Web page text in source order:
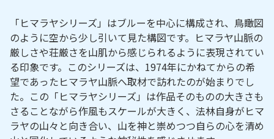
「ヒマラヤシリーズ」はブルーを中心に構成され、鳥瞰図
のように空から少し引いて見た構図です。ヒマラヤ山脈の
厳しさや荘厳さを山肌から感じられるように表現されてい
る印象です。このシリーズは、1974年にかねてからの希
望であったヒマラヤ山脈へ取材で訪れたのが始まりでし
た。この「ヒマラヤシリーズ」は作品そのものの大きさも
さることながら作風もスケールが大きく、法林自身がヒマ
ラヤの山々と向き合い、山を神と崇めつつ自らの心を清め